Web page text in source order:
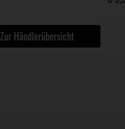
Zur Händlerübersicht